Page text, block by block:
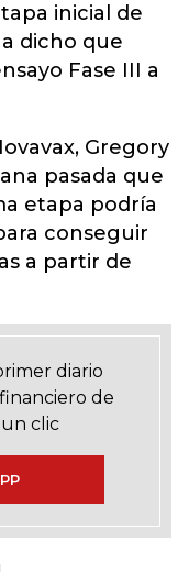
inicial de
dicho que
Fase III a
Gregory
pasada que
etapa podría
conseguir
a partir de
diario
de
clic